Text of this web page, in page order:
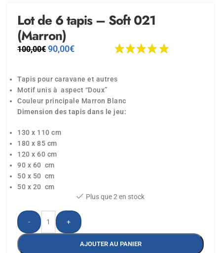
Lot de 6 tapis – Soft 021
(Marron)
100,00€ 90,00€
Tapis pour caravane et autres
Motif unis à aspect “Doux”
Couleur principale Marron Blanc
Dimension des tapis dans le jeu:
130 x 110 cm
180 x 85 cm
120 x 60 cm
90 x 60 cm
50 x 50 cm
50 x 20 cm
Plus que 2 en stock
- +
AJOUTER AU PANIER